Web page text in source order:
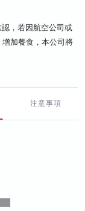
，若因航空公司或
加餐食，本公司將
注意事項